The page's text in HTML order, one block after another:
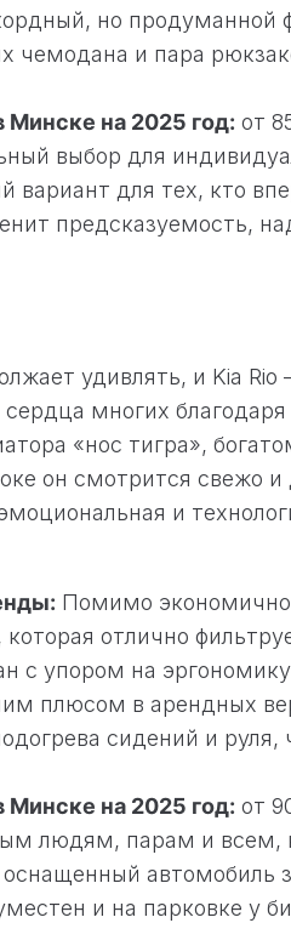
но продуманной
чемодана и пара
Минске на 2025 год: от
выбор для
вариант для тех, кто
предсказуемость,
удивлять, и Kia
сердца многих
«нос тигра»,
он смотрится свежо
и
Помимо
отлично
с упором на
плюсом в арендных
сидений и
Минске на 2025 год: от
людям, парам и всем,
автомобиль
и на парковке у